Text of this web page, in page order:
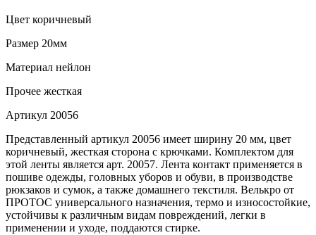
Цвет коричневый
Размер 20мм
Материал нейлон
Прочее жесткая
Артикул 20056
Представленный артикул 20056 имеет ширину 20 мм, цвет
коричневый, жесткая сторона с крючками. Комплектом для
этой ленты является арт. 20057. Лента контакт применяется в
пошиве одежды, головных уборов и обуви, в производстве
рюкзаков и сумок, а также домашнего текстиля. Велькро от
ПРОТОС универсального назначения, термо и износостойкие,
устойчивы к различным видам повреждений, легки в
применении и уходе, поддаются стирке.